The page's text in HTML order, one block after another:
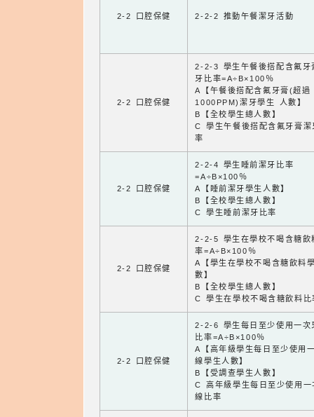
2-2 口腔保健 2-2-2 推動午餐潔牙活動
2-2 口腔保健
2-2-3 學生午餐後搭配含氟牙
牙比率=A÷B×100％
A【午餐後搭配含氟牙膏(超過
1000PPM)潔牙學生 人數】
B【全校學生總人數】
C 學生午餐後搭配含氟牙膏潔
率
2-2 口腔保健
2-2-4 學生睡前潔牙比率
=A÷B×100％
A【睡前潔牙學生人數】
B【全校學生總人數】
C 學生睡前潔牙比率
2-2 口腔保健
2-2-5 學生在學校不喝含糖飲
率=A÷B×100％
A【學生在學校不喝含糖飲料
數】
B【全校學生總人數】
C 學生在學校不喝含糖飲料比
2-2 口腔保健
2-2-6 學生每日至少使用一次
比率=A÷B×100％
A【高年級學生每日至少使用
線學生人數】
B【受調查學生人數】
C 高年級學生每日至少使用一
線比率